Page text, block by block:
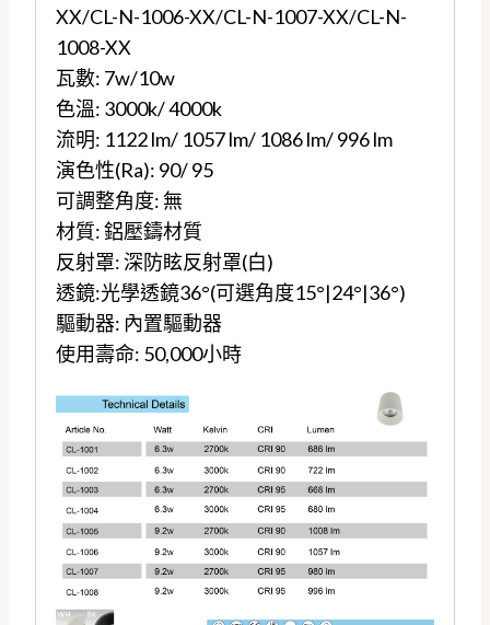
XX/CL-N-1006-XX/CL-N-1007-XX/CL-N-
1008-XX
瓦數: 7w/10w
色溫: 3000k/ 4000k
流明: 1122 lm/ 1057 lm/ 1086 lm/ 996 lm
演色性(Ra): 90/ 95
可調整角度: 無
材質: 鋁壓鑄材質
反射罩: 深防眩反射罩(白)
透鏡:光學透鏡36°(可選角度15°|24°|36°)
驅動器: 內置驅動器
使用壽命: 50,000小時